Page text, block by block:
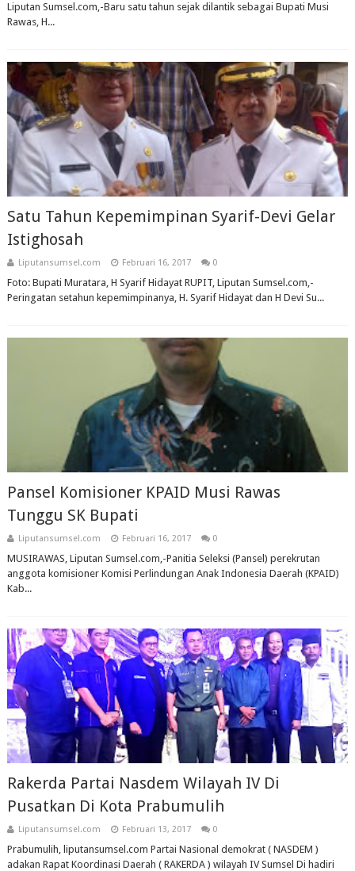
Liputan Sumsel.com,-Baru satu tahun sejak dilantik sebagai Bupati Musi
Rawas, H...
Satu Tahun Kepemimpinan Syarif-Devi Gelar
Istighosah
Liputansumsel.com Februari 16, 2017 0
Foto: Bupati Muratara, H Syarif Hidayat RUPIT, Liputan Sumsel.com,-
Peringatan setahun kepemimpinanya, H. Syarif Hidayat dan H Devi Su...
Pansel Komisioner KPAID Musi Rawas
Tunggu SK Bupati
Liputansumsel.com Februari 16, 2017 0
MUSIRAWAS, Liputan Sumsel.com,-Panitia Seleksi (Pansel) perekrutan
anggota komisioner Komisi Perlindungan Anak Indonesia Daerah (KPAID)
Kab...
Rakerda Partai Nasdem Wilayah IV Di
Pusatkan Di Kota Prabumulih
Liputansumsel.com Februari 13, 2017 0
Prabumulih, liputansumsel.com Partai Nasional demokrat ( NASDEM )
adakan Rapat Koordinasi Daerah ( RAKERDA ) wilayah IV Sumsel Di hadiri